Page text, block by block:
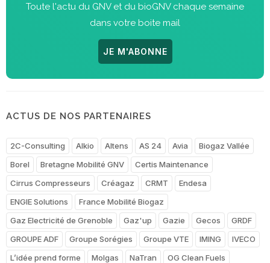
Toute l'actu du GNV et du bioGNV chaque semaine
dans votre boite mail
JE M'ABONNE
ACTUS DE NOS PARTENAIRES
2C-Consulting Alkio Altens AS 24 Avia
Biogaz Vallée
Borel
Bretagne Mobilité GNV
Certis Maintenance
Cirrus Compresseurs
Créagaz CRMT
Endesa
ENGIE Solutions
France Mobilité Biogaz
Gaz Electricité de Grenoble
Gaz'up Gazie Gecos
GRDF
GROUPE ADF
Groupe Sorégies Groupe VTE IMING
IVECO
L’idée prend forme
Molgas NaTran
OG Clean Fuels